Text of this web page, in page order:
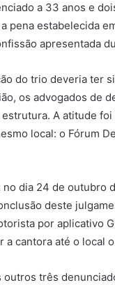
a 33 anos e
pena estabelecida
apresentada
do trio deveria ter
os advogados de
A atitude
local: o Fórum
dia 24 de
deste
por aplicativo
cantora até o local
outros três